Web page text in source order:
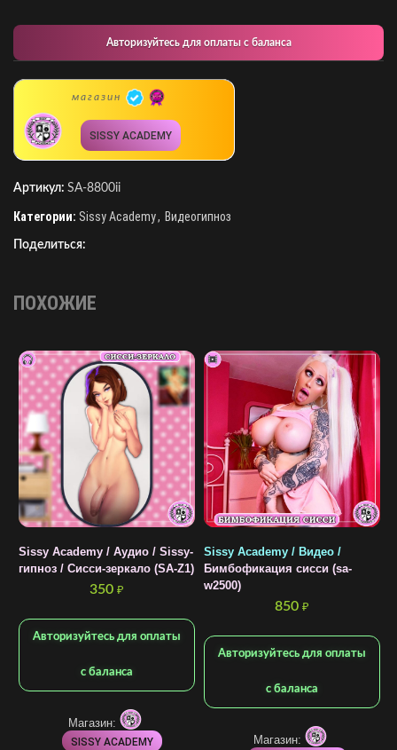
Авторизуйтесь для оплаты с баланса
магазин
SISSY ACADEMY
Артикул: SA-8800ii
Категории: Sissy Academy, Видеогипноз
Поделиться:
ПОХОЖИЕ
Sissy Academy / Аудио / Sissy-
гипноз / Сисси-зеркало (SA-Z1)
350 ₽
Авторизуйтесь для оплаты
с баланса
Магазин:
SISSY ACADEMY
Sissy Academy / Видео /
Бимбофикация сисси (sa-
w2500)
850 ₽
Авторизуйтесь для оплаты
с баланса
Магазин: